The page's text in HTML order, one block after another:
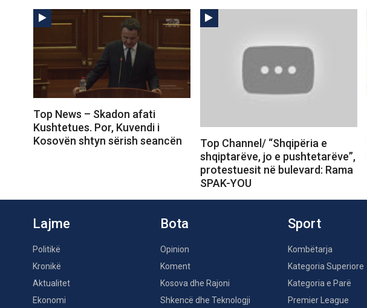
Top News – Skadon afati
Kushtetues. Por, Kuvendi i
Kosovën shtyn sërish seancën
Top Channel/ “Shqipëria e
shqiptarëve, jo e pushtetarëve”,
protestuesit në bulevard: Rama
SPAK-YOU
Lajme
Politikë
Kronikë
Aktualitet
Ekonomi
Bota
Opinion
Koment
Kosova dhe Rajoni
Shkencë dhe Teknologji
Sport
Kombëtarja
Kategoria Superiore
Kategoria e Parë
Premier League